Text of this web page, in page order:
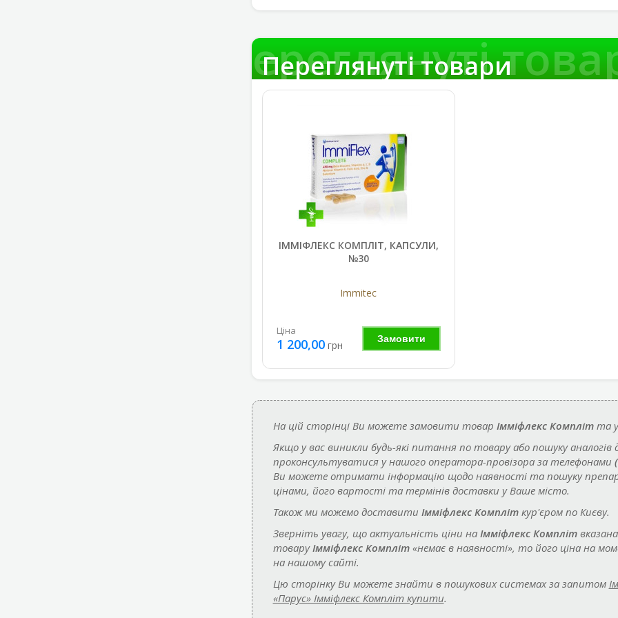
Переглянуті
Переглянуті товари
ІММІФЛЕКС КОМПЛІТ, КАПСУЛИ,
№30
Immitec
Замовити
Ціна
1 200,00грн
На цій сторінці Ви можете замовити товар Імміфлекс Комплітта
Якщо у вас виникли будь-які питання по товару або пошуку аналогів
проконсультуватися у нашого оператора-провізора за телефонами
Ви можете отримати інформацію щодо наявності та пошуку
цінами, його вартості та термінів доставки у Ваше місто.
Також ми можемо доставити Імміфлекс Компліткур'єром по Києву.
Зверніть увагу, що актуальність ціни на Імміфлекс Компліт
товару Імміфлекс Компліт«немає в наявності», то його ціна на
на нашому сайті.
Цю сторінку Ви можете знайти в пошукових системах за запитом
«Парус» Імміфлекс Компліт купити.